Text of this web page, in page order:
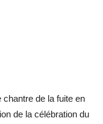
de la fuite en
de la célébration du